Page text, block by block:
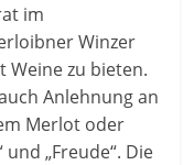
im
Winzer
Weine zu bieten.
Anlehnung an
Merlot oder
„Freude“. Die